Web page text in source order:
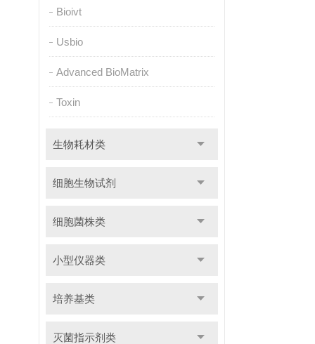
Bioivt
Usbio
Advanced BioMatrix
Toxin
生物耗材类
细胞生物试剂
细胞菌株类
小型仪器类
培养基类
灭菌指示剂类